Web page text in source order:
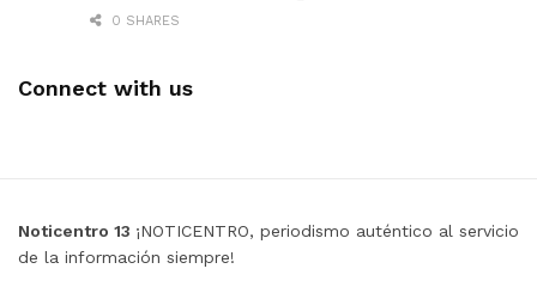
0 SHARES
Connect with us
Noticentro 13 ¡NOTICENTRO, periodismo auténtico al servicio
de la información siempre!